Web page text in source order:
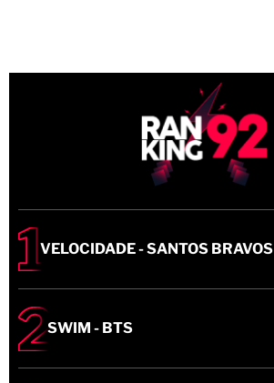
VELOCIDADE - SANTOS BRAVOS
SWIM - BTS